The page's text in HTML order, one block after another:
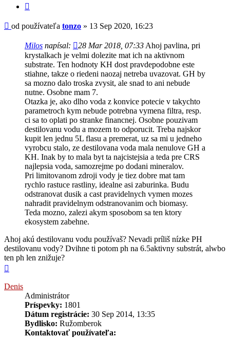
Príspevok
od používateľa tonzo » 13 Sep 2020, 16:23
Milos napísal: 28 Mar 2018, 07:33 Ahoj pavlina, pri
krystalkach je velmi dolezite mat ich na aktivnom
substrate. Ten hodnoty KH dost pravdepodobne este
stiahne, takze o riedeni naozaj netreba uvazovat. GH by
sa mozno dalo troska zvysit, ale snad to ani nebude
nutne. Osobne mam 7.
Otazka je, ako dlho voda z konvice potecie v takychto
parametroch kym nebude potrebna vymena filtra, resp.
ci sa to oplati po stranke financnej. Osobne pouzivam
destilovanu vodu a mozem to odporucit. Treba najskor
kupit len jednu 5L flasu a premerat, uz sa mi u jedneho
vyrobcu stalo, ze destilovana voda mala nenulove GH a
KH. Inak by to mala byt ta najcistejsia a teda pre CRS
najlepsia voda, samozrejme po dodani mineralov.
Pri limitovanom zdroji vody je tiez dobre mat tam
rychlo rastuce rastliny, idealne asi zaburinka. Budu
odstranovat dusik a cast pravidelnych vymen mozes
nahradit pravidelnym odstranovanim och biomasy.
Teda mozno, zalezi akym sposobom sa ten ktory
ekosystem zabehne.
Ahoj akú destilovanu vodu používaš? Nevadi príliš nízke PH
destilovanu vody? Dvihne ti potom ph na 6.5aktivny substrát, alwbo
ten ph len znižuje?
Denis
Administrátor
Príspevky: 1801
Dátum registrácie: 30 Sep 2014, 13:35
Bydlisko: Ružomberok
Kontaktovať používateľa: